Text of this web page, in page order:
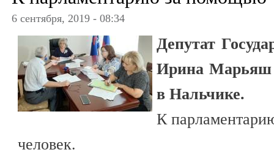
6 сентября, 2019 - 08:34
Депутат
Ирина Марьяш
в Нальчике.
К
человек.